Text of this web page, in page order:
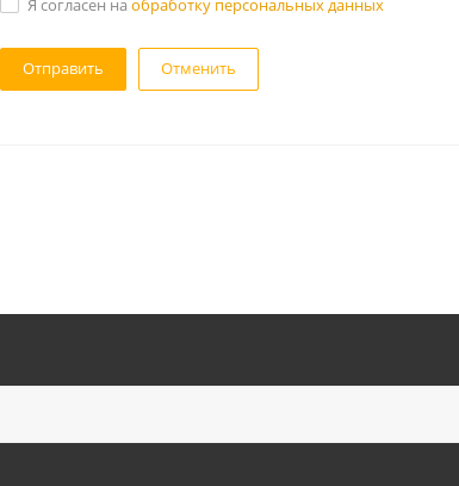
Я согласен на обработку персональных данных
Отменить